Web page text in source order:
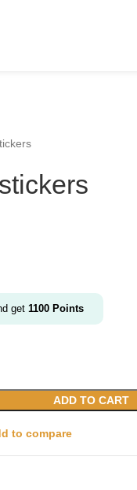
get 1100 Points
ADD TO CART
to compare